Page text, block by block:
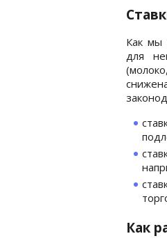
Как мы
для
Как